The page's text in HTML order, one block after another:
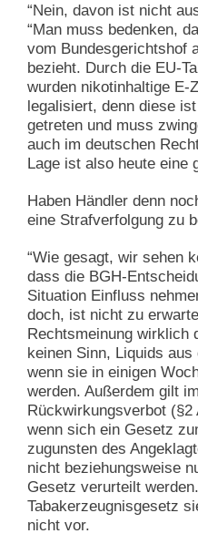
“Nein, davon ist nicht
“Man muss bedenken,
vom Bundesgerichtshof
bezieht. Durch die EU-
wurden nikotinhaltige E-
legalisiert, denn diese
getreten und muss
auch im deutschen
Lage ist also heute eine
Haben Händler denn
eine Strafverfolgung zu
“Wie gesagt, wir sehen
dass die BGH-
Situation Einfluss
doch, ist nicht zu
Rechtsmeinung wirklich
keinen Sinn, Liquids
wenn sie in einigen
werden. Außerdem gilt
Rückwirkungsverbot
wenn sich ein Gesetz
zugunsten des
nicht beziehungsweise
Gesetz verurteilt
Tabakerzeugnisgesetz
nicht vor.